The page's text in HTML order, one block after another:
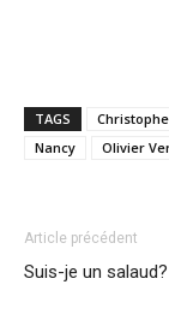
TAGS
Nancy
Olivier
Article précédent
Suis-je un salaud?